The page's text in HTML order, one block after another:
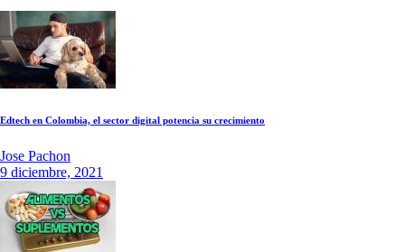
Edtech en Colombia, el sector digital potencia su crecimiento
Jose Pachon
9 diciembre, 2021